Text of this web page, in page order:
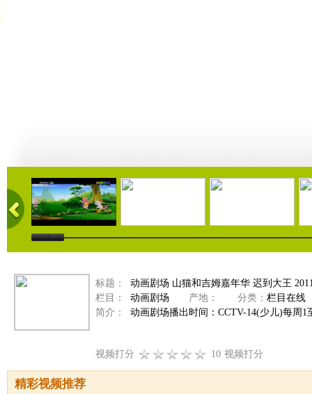
10:07 11:44 11:36
标题：
动画剧场 山猫和吉姆嘉年华 迟到大王
栏目：
动画剧场 产地： 分类： 栏目在线
简介：
动画剧场播出时间：CCTV-14(少儿)每周1
视频打分 10 视频打分
精彩视频推荐